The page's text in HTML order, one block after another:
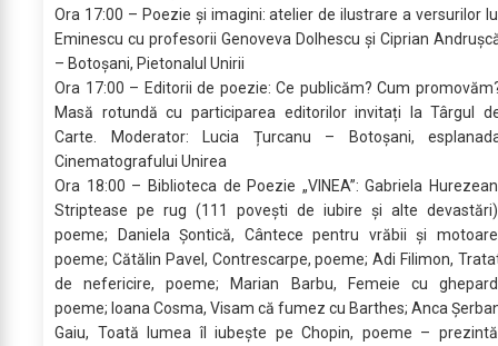
Ora 17:00 – Poezie și imagini: atelier de ilustrare a versurilor
Eminescu cu profesorii Genoveva Dolhescu și Ciprian
– Botoșani, Pietonalul Unirii
Ora 17:00 – Editorii de poezie: Ce publicăm? Cum
Masă rotundă cu participarea editorilor invitați la Târgul
Carte. Moderator: Lucia Țurcanu – Botoșani,
Cinematografului Unirea
Ora 18:00 – Biblioteca de Poezie „VINEA”: Gabriela
Striptease pe rug (111 povești de iubire și alte
poeme; Daniela Șontică, Cântece pentru vrăbii și
poeme; Cătălin Pavel, Contrescarpe, poeme; Adi Filimon,
de nefericire, poeme; Marian Barbu, Femeie cu
poeme; Ioana Cosma, Visam că fumez cu Barthes; Anca
Gaiu, Toată lumea îl iubește pe Chopin, poeme –